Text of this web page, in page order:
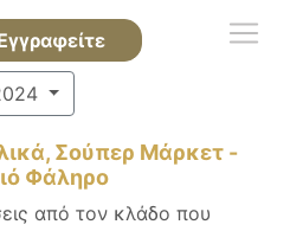
Σούπερ Μάρκετ -
Φάληρο
από τον κλάδο που